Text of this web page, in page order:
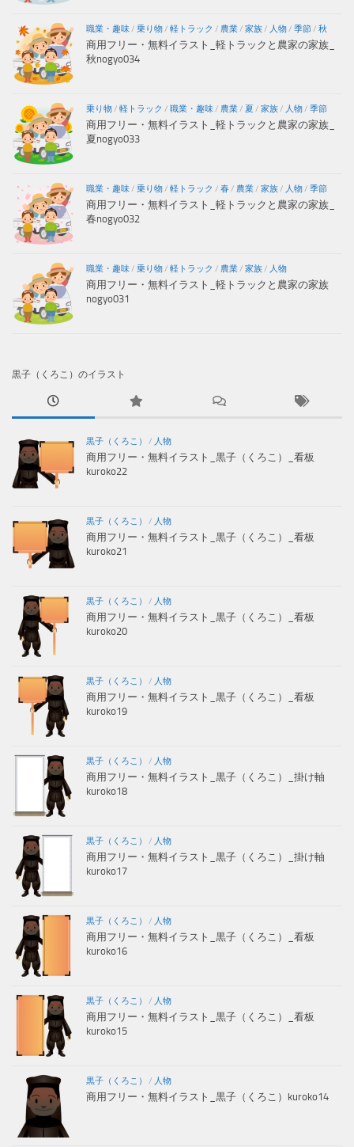
職業・趣味/ 乗り物/ 軽トラック / 農業/ 家族/ 人物/ 季節/ 秋
商用フリー・無料イラスト_軽トラックと農家の家族_
秋nogyo034
乗り物/ 軽トラック / 職業・趣味/ 農業/ 夏 / 家族/ 人物/ 季節
商用フリー・無料イラスト_軽トラックと農家の家族_
夏nogyo033
職業・趣味/ 乗り物/ 軽トラック / 春/ 農業/ 家族/ 人物/ 季節
商用フリー・無料イラスト_軽トラックと農家の家族_
春nogyo032
職業・趣味/ 乗り物/ 軽トラック / 農業/ 家族/ 人物
商用フリー・無料イラスト_軽トラックと農家の家族
nogyo031
黒子（くろこ）のイラスト
黒子（くろこ） / 人物
商用フリー・無料イラスト_黒子（くろこ）_看板
kuroko22
黒子（くろこ） / 人物
商用フリー・無料イラスト_黒子（くろこ）_看板
kuroko21
黒子（くろこ） / 人物
商用フリー・無料イラスト_黒子（くろこ）_看板
kuroko20
黒子（くろこ） / 人物
商用フリー・無料イラスト_黒子（くろこ）_看板
kuroko19
黒子（くろこ） / 人物
商用フリー・無料イラスト_黒子（くろこ）_掛け軸
kuroko18
黒子（くろこ） / 人物
商用フリー・無料イラスト_黒子（くろこ）_掛け軸
kuroko17
黒子（くろこ） / 人物
商用フリー・無料イラスト_黒子（くろこ）_看板
kuroko16
黒子（くろこ） / 人物
商用フリー・無料イラスト_黒子（くろこ）_看板
kuroko15
黒子（くろこ） / 人物
商用フリー・無料イラスト_黒子（くろこ）kuroko14